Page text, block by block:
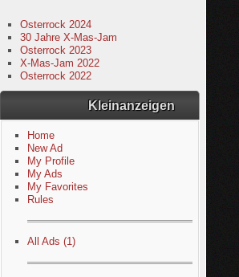
Osterrock 2024
30 Jahre X-Mas-Jam
Osterrock 2023
X-Mas-Jam 2022
Osterrock 2022
Kleinanzeigen
Home
New Ad
My Profile
My Ads
My Favorites
Rules
All Ads (1)